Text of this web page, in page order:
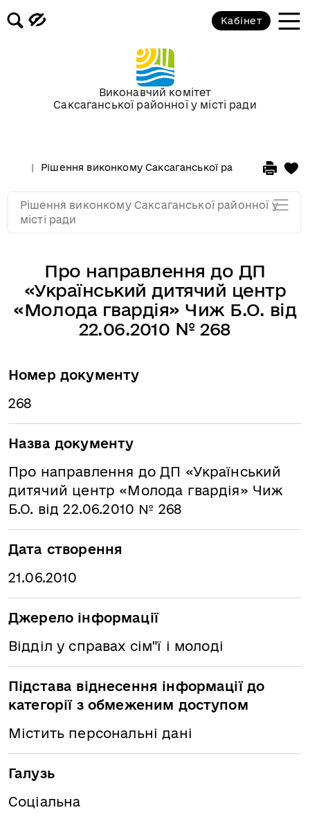
Виконавчий комітет
Саксаганської районної у місті ради
Кабінет
Рішення виконкому Саксаганської районної у місті
Про направлення до ДП
«Український дитячий центр
«Молода гвардія» Чиж Б.О. від
22.06.2010 № 268
Номер документу
268
Назва документу
Про направлення до ДП «Український
дитячий центр «Молода гвардія» Чиж
Б.О. від 22.06.2010 № 268
Дата створення
21.06.2010
Джерело інформації
Відділ у справах сім"ї і молоді
Підстава віднесення інформації до
категорії з обмеженим доступом
Містить персональні дані
Галузь
Соціальна
Рішення виконкому Саксаганської районної у
місті ради
Засідання виконкому від 17
березня 2010 року
Засідання виконкому від 17
лютого 2010 року
січня 2010 року